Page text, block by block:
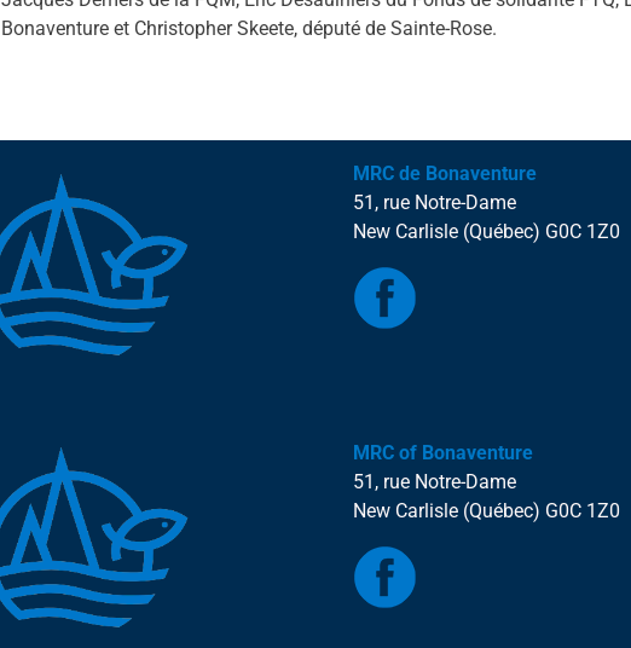
Bonaventure et Christopher Skeete, député de Sainte-Rose.
MRC de Bonaventure
51, rue Notre-Dame
New Carlisle (Québec) G0C 1Z0
MRC of Bonaventure
51, rue Notre-Dame
New Carlisle (Québec) G0C 1Z0